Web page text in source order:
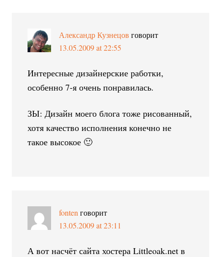
Александр Кузнецов говорит
13.05.2009 at 22:55
Интересные дизайнерские работки,
особенно 7-я очень понравилась.
ЗЫ: Дизайн моего блога тоже рисованный,
хотя качество исполнения конечно не
такое высокое 🙂
fonten говорит
13.05.2009 at 23:11
А вот насчёт сайта хостера Littleoak.net в